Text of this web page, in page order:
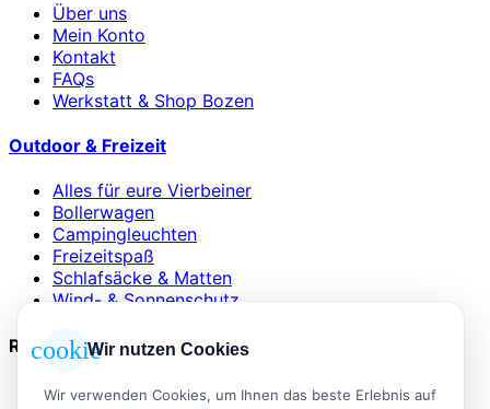
Über uns
Mein Konto
Kontakt
FAQs
Werkstatt & Shop Bozen
Outdoor & Freizeit
Alles für eure Vierbeiner
Bollerwagen
Campingleuchten
Freizeitspaß
Schlafsäcke & Matten
Wind- & Sonnenschutz
Rechtliches
AGB
cookieWir nutzen Cookies
Wir verwenden Cookies, um Ihnen das beste Erlebnis auf